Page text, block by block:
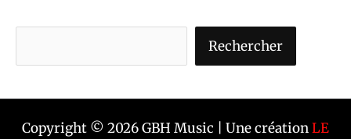
Rechercher
Copyright © 2026 GBH Music | Une créationLE